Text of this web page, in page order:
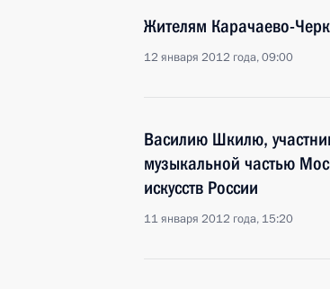
Жителям Карачаево-
12 января 2012 года, 09:00
Василию Шкилю,
музыкальной частью
искусств России
11 января 2012 года, 15:20